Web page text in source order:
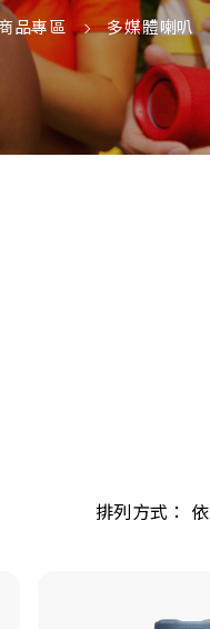
品專區 多媒體喇叭
依